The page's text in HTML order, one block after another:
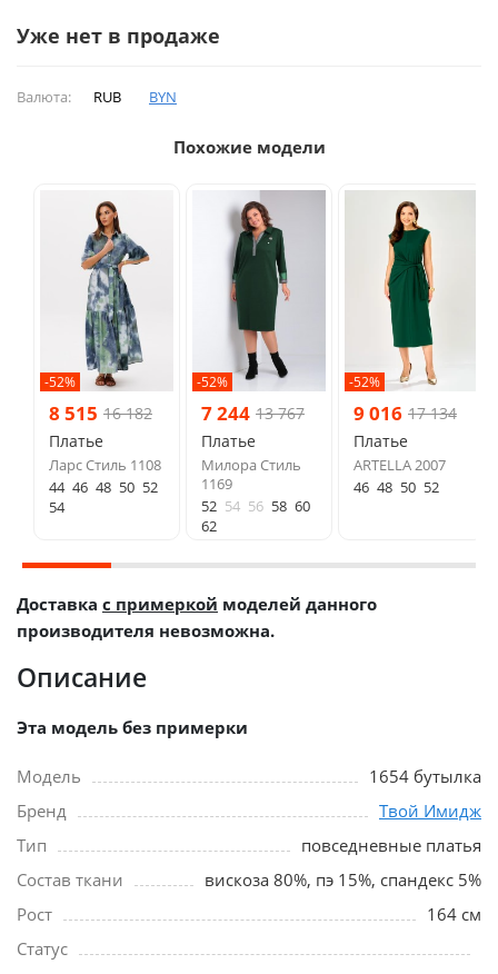
Уже нет в продаже
Валюта: RUB BYN
Похожие модели
-52%
8 515 16 182
Платье
Ларс Стиль 1108
44 46 48 50 52
54
-52%
7 244 13 767
Платье
Милора Стиль
1169
52 54 56 58 60
62
-52%
9 016 17 134
Платье
ARTELLA 2007
46 48 50 52
Доставка с примеркой моделей данного
производителя невозможна.
Описание
Эта модель без примерки
Модель
1654 бутылка
Бренд
Твой Имидж
Тип
повседневные платья
Состав ткани
вискоза 80%, пэ 15%, спандекс 5%
Рост
164 см
Статус